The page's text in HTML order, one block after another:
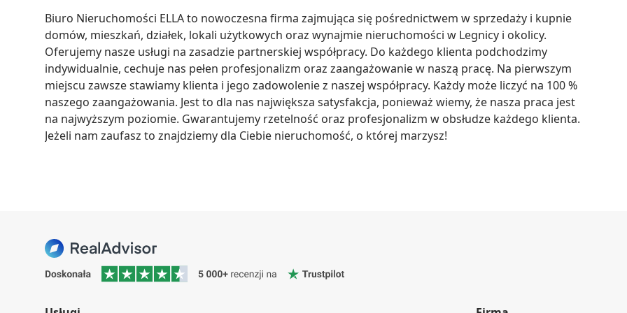
Biuro Nieruchomości ELLA to nowoczesna firma zajmująca się pośrednictwem w sprzedaży i kupnie
domów, mieszkań, działek, lokali użytkowych oraz wynajmie nieruchomości w Legnicy i okolicy.
Oferujemy nasze usługi na zasadzie partnerskiej współpracy. Do każdego klienta podchodzimy
indywidualnie, cechuje nas pełen profesjonalizm oraz zaangażowanie w naszą pracę. Na pierwszym
miejscu zawsze stawiamy klienta i jego zadowolenie z naszej współpracy. Każdy może liczyć na 100 %
naszego zaangażowania. Jest to dla nas największa satysfakcja, ponieważ wiemy, że nasza praca jest
na najwyższym poziomie. Gwarantujemy rzetelność oraz profesjonalizm w obsłudze każdego klienta.
Jeżeli nam zaufasz to znajdziemy dla Ciebie nieruchomość, o której marzysz!